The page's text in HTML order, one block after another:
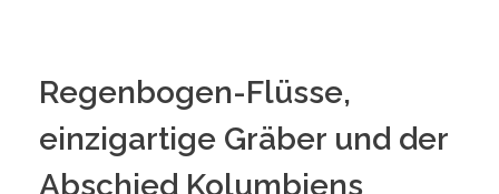
Regenbogen-Flüsse,
einzigartige Gräber und der
Abschied Kolumbiens